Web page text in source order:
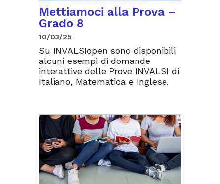
Mettiamoci alla Prova –
Grado 8
10/03/25
Su INVALSIopen sono disponibili
alcuni esempi di domande
interattive delle Prove INVALSI di
Italiano, Matematica e Inglese.